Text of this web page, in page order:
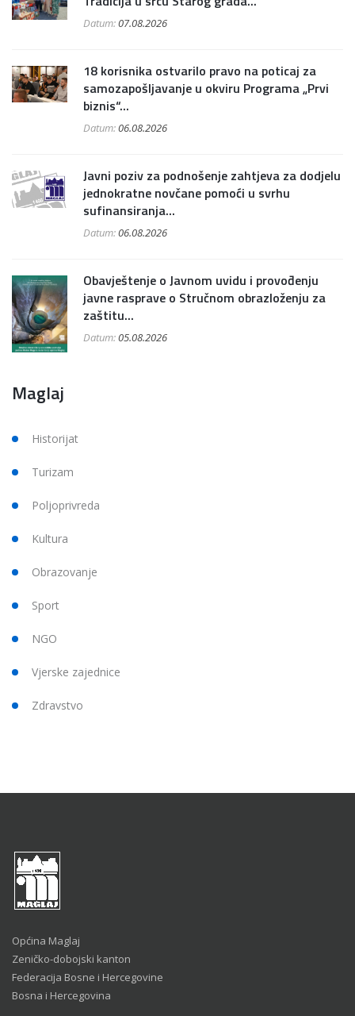
Datum:07.08.2026
18 korisnika ostvarilo pravo na poticaj za
samozapošljavanje u okviru Programa „Prvi
biznis“...
Datum:06.08.2026
Javni poziv za podnošenje zahtjeva za dodjelu
jednokratne novčane pomoći u svrhu
sufinansiranja...
Datum:06.08.2026
Obavještenje o Javnom uvidu i provođenju
javne rasprave o Stručnom obrazloženju za
zaštitu...
Datum:05.08.2026
Maglaj
Historijat
Turizam
Poljoprivreda
Kultura
Obrazovanje
Sport
NGO
Vjerske zajednice
Zdravstvo
Općina Maglaj
Zeničko-dobojski kanton
Federacija Bosne i Hercegovine
Bosna i Hercegovina